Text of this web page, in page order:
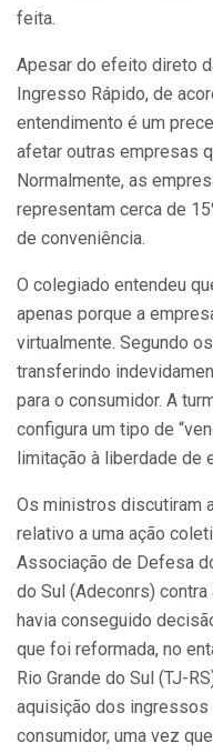
feita.
Apesar do efeito direto
Ingresso Rápido, de
entendimento é um
afetar outras empresas
Normalmente, as
representam cerca de
de conveniência.
O colegiado entendeu
apenas porque a
virtualmente. Segundo
transferindo
para o consumidor. A
configura um tipo de
limitação à liberdade de
Os ministros discutiram
relativo a uma ação
Associação de Defesa
do Sul (Adeconrs)
havia conseguido
que foi reformada, no
Rio Grande do Sul (TJ-
aquisição dos ingressos
consumidor, uma vez